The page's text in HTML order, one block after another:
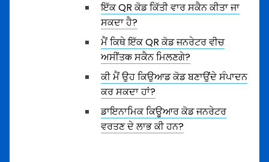
ਇੱਕ QR ਕੋਡ ਕਿੱਤੀ ਵਾਰ ਸਕੈਨ ਕੀਤਾ ਜਾ
ਸਕਦਾ ਹੈ?
ਮੈਂ ਕਿਥੇ ਇੱਕ QR ਕੋਡ ਜਨਰੇਟਰ ਵੀਚ
ਅਸੀਂਤक ਸਕੈਨ ਮਿਲਣਗੇ?
ਕੀ ਮੈਂ ਉਹ ਕਿਉਆਡ ਕੋਡ ਬਣਾਉਂਦੇ ਸੰਪਾਦਨ
ਕਰ ਸਕਦਾ ਹਾਂ?
ਡਾਇਨਾਮਿਕ ਕਿਊਆਰ ਕੋਡ ਜਨਰੇਟਰ
ਵਰਤਣ ਦੇ ਲਾਭ ਕੀ ਹਨ?